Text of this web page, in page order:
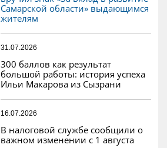
Самарской области» выдающимся
жителям
31.07.2026
300 баллов как результат
большой работы: история успеха
Ильи Макарова из Сызрани
16.07.2026
В налоговой службе сообщили о
важном изменении с 1 августа